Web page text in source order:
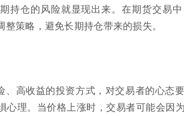
持仓的风险就显现出来。在期货交易
策略，避免长期持仓带来的损失。
、高收益的投资方式，对交易者的心态
心理。当价格上涨时，交易者可能会因